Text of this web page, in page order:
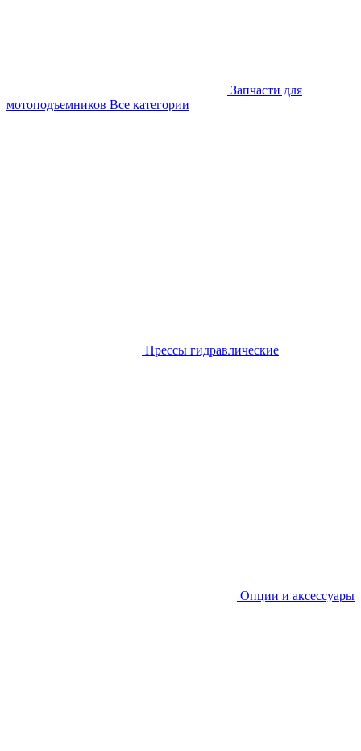
Запчасти для
мотоподъемников Все категории
Прессы гидравлические
Опции и аксессуары